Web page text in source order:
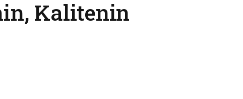
Kalitenin